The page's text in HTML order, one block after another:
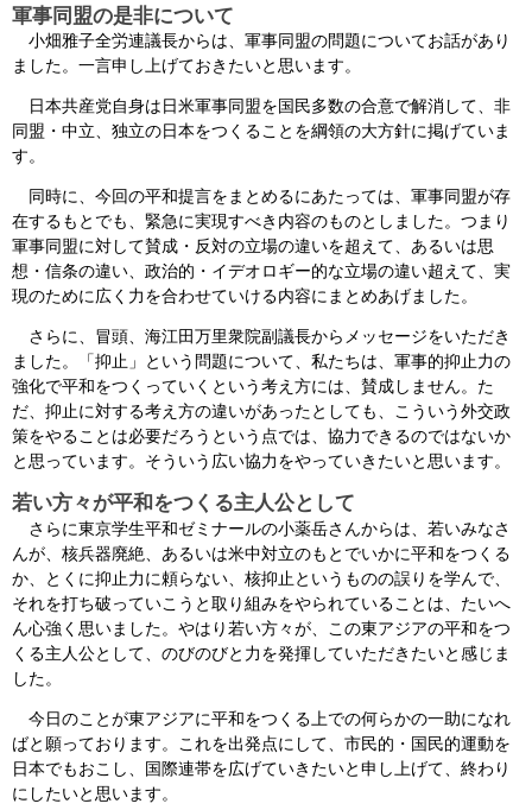
軍事同盟の是非について
小畑雅子全労連議長からは、軍事同盟の問題についてお話があり
ました。一言申し上げておきたいと思います。
日本共産党自身は日米軍事同盟を国民多数の合意で解消して、非
同盟・中立、独立の日本をつくることを綱領の大方針に掲げていま
す。
同時に、今回の平和提言をまとめるにあたっては、軍事同盟が存
在するもとでも、緊急に実現すべき内容のものとしました。つまり
軍事同盟に対して賛成・反対の立場の違いを超えて、あるいは思
想・信条の違い、政治的・イデオロギー的な立場の違い超えて、実
現のために広く力を合わせていける内容にまとめあげました。
さらに、冒頭、海江田万里衆院副議長からメッセージをいただき
ました。「抑止」という問題について、私たちは、軍事的抑止力の
強化で平和をつくっていくという考え方には、賛成しません。た
だ、抑止に対する考え方の違いがあったとしても、こういう外交政
策をやることは必要だろうという点では、協力できるのではないか
と思っています。そういう広い協力をやっていきたいと思います。
若い方々が平和をつくる主人公として
さらに東京学生平和ゼミナールの小薬岳さんからは、若いみなさ
んが、核兵器廃絶、あるいは米中対立のもとでいかに平和をつくる
か、とくに抑止力に頼らない、核抑止というものの誤りを学んで、
それを打ち破っていこうと取り組みをやられていることは、たいへ
ん心強く思いました。やはり若い方々が、この東アジアの平和をつ
くる主人公として、のびのびと力を発揮していただきたいと感じま
した。
今日のことが東アジアに平和をつくる上での何らかの一助になれ
ばと願っております。これを出発点にして、市民的・国民的運動を
日本でもおこし、国際連帯を広げていきたいと申し上げて、終わり
にしたいと思います。